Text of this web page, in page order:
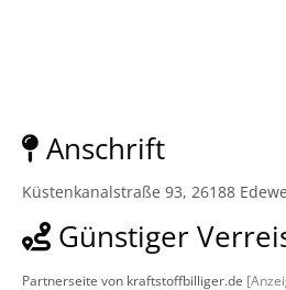
Anschrift
Küstenkanalstraße 93, 26188
Günstiger
Partnerseite von kraftstoffbilliger.de